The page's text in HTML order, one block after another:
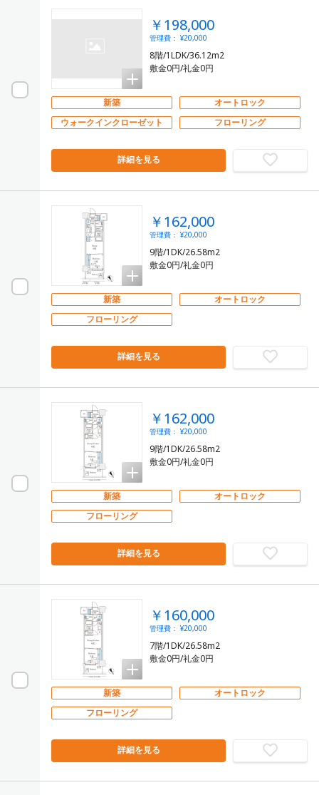
￥198,000
管理費： ¥20,000
8階/1LDK/36.12m2
敷金0円/礼金0円
新築
オートロック
ウォークインクローゼット
フローリング
詳細を見る
￥162,000
管理費： ¥20,000
9階/1DK/26.58m2
敷金0円/礼金0円
新築
オートロック
フローリング
詳細を見る
￥162,000
管理費： ¥20,000
9階/1DK/26.58m2
敷金0円/礼金0円
新築
オートロック
フローリング
詳細を見る
￥160,000
管理費： ¥20,000
7階/1DK/26.58m2
敷金0円/礼金0円
新築
オートロック
フローリング
詳細を見る